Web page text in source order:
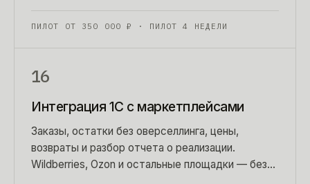
ПИЛОТ ОТ 350 000 ₽ · ПИЛОТ 4 НЕДЕЛИ
16
Интеграция 1С с маркетплейсами
Заказы, остатки без оверселлинга, цены,
возвраты и разбор отчета о реализации.
Wildberries, Ozon и остальные площадки — без